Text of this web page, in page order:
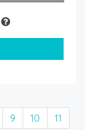
9 10
11